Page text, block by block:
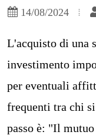
14/08/2024
L'acquisto di una
investimento
per eventuali
frequenti tra chi
passo è: "Il